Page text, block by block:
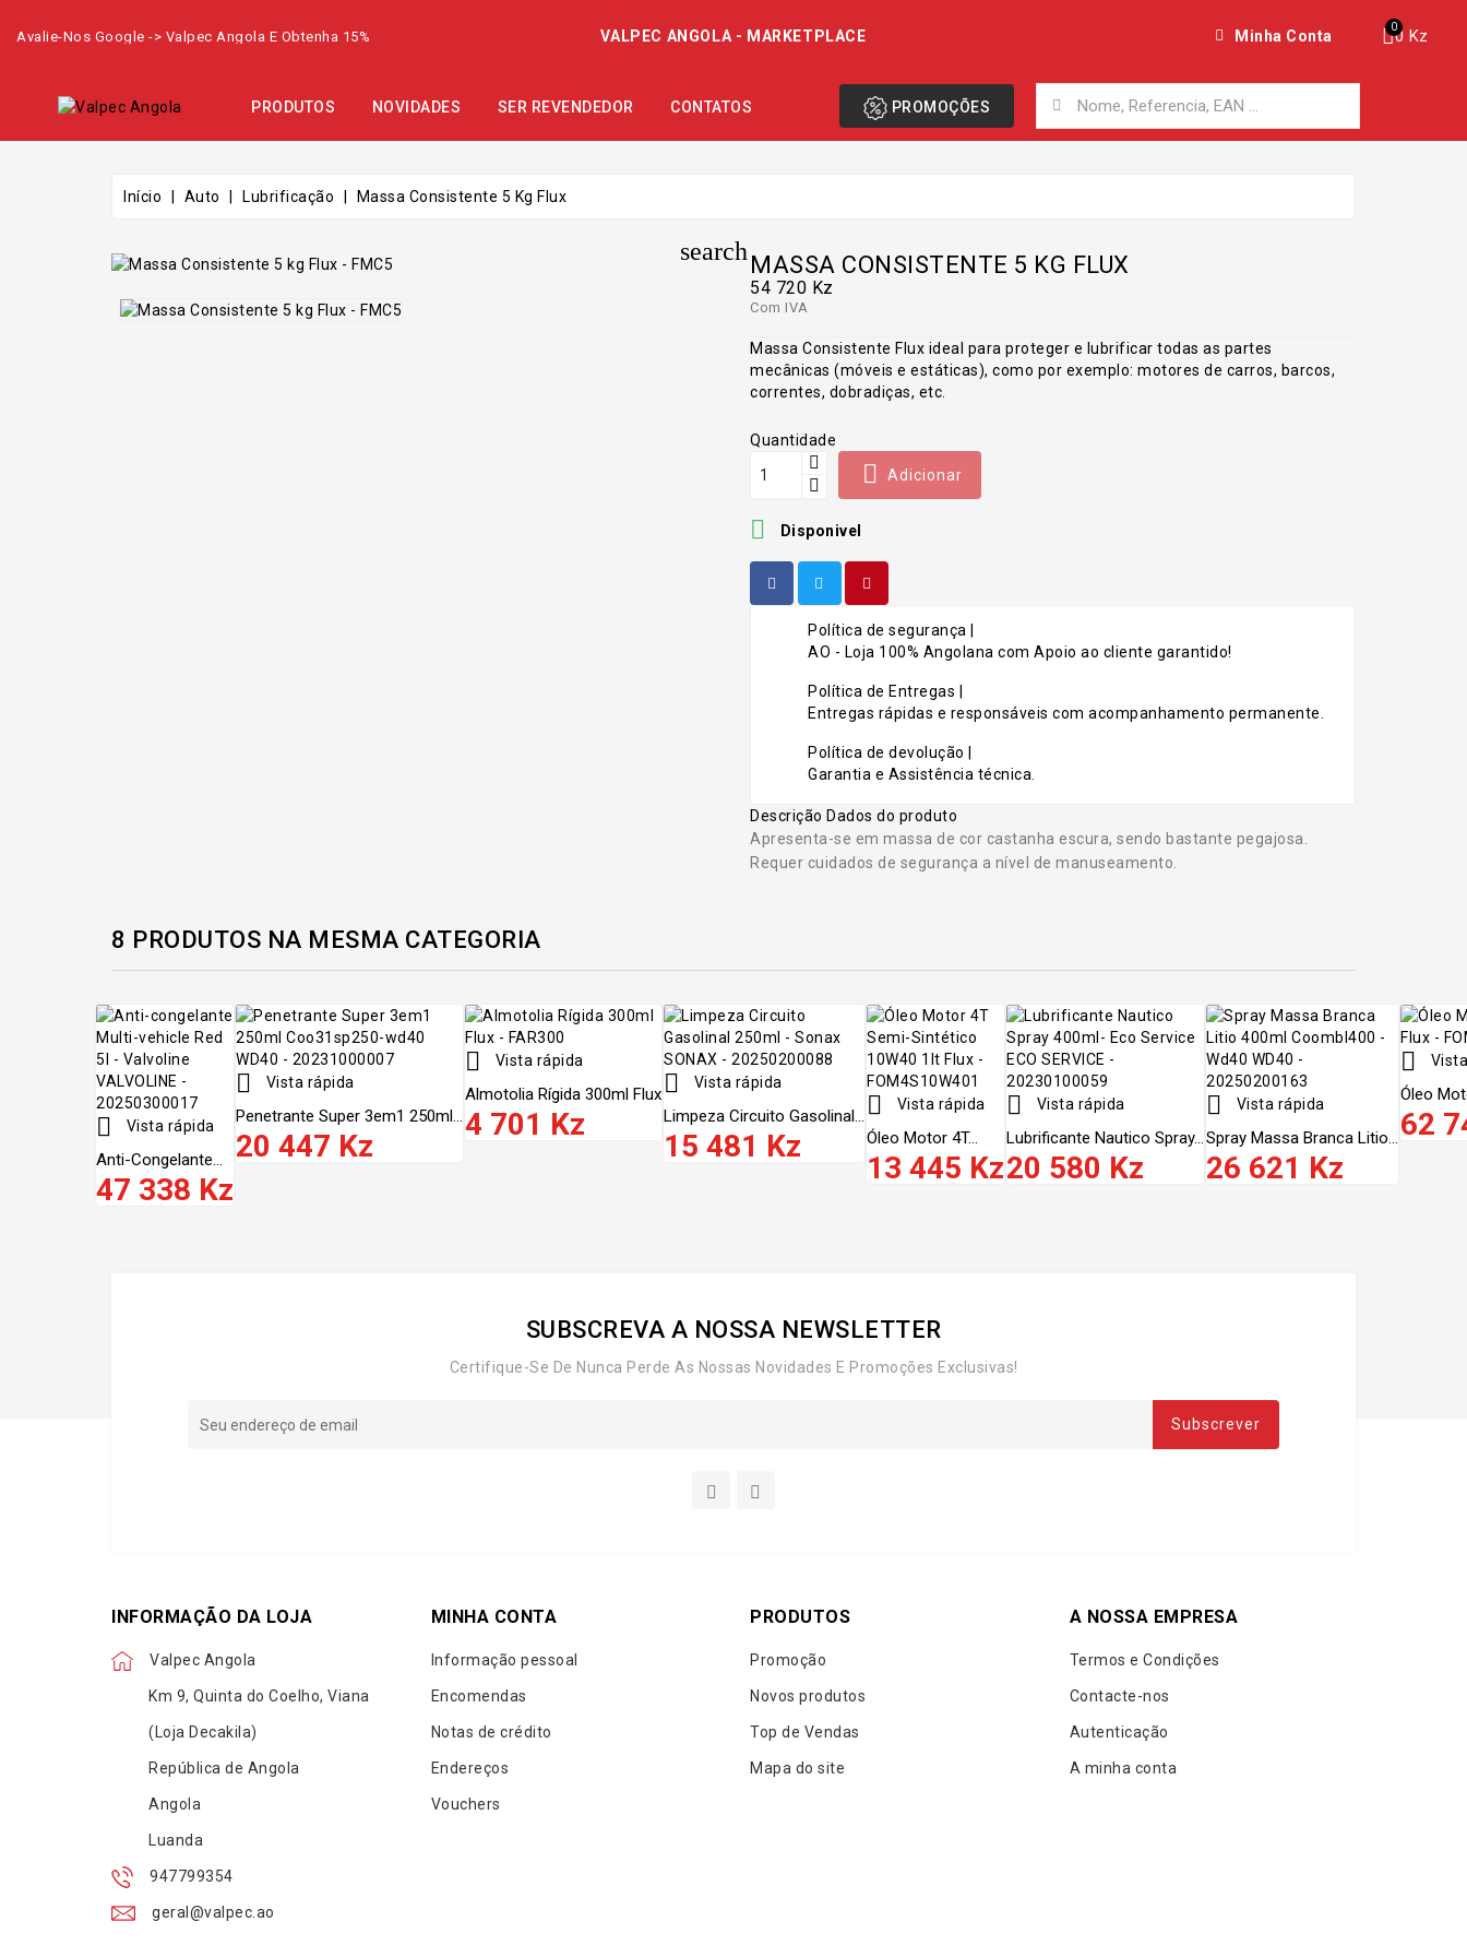
Avalie-Nos Google -> Valpec Angola E Obtenha 15% VALPEC ANGOLA - MARKETPLACE Minha Conta 0 Kz
PRODUTOS NOVIDADES SER REVENDEDOR CONTATOS PROMOÇÕES
Início Auto Lubrificação Massa Consistente 5 Kg Flux
searchMASSA CONSISTENTE 5 KG FLUX
54 720 Kz
Com IVA
Massa Consistente Flux ideal para proteger e lubrificar todas as partes
mecânicas (móveis e estáticas), como por exemplo: motores de carros, barcos,
correntes, dobradiças, etc.
Quantidade
 Adicionar
 Disponivel
Política de segurança |
AO - Loja 100% Angolana com Apoio ao cliente garantido!
Política de Entregas |
Entregas rápidas e responsáveis com acompanhamento permanente.
Política de devolução |
Garantia e Assistência técnica.
Descrição Dados do produto
Apresenta-se em massa de cor castanha escura, sendo bastante pegajosa.
Requer cuidados de segurança a nível de manuseamento.
8 PRODUTOS NA MESMA CATEGORIA
 Vista rápida
Anti-Congelante...
47 338 Kz
 Vista rápida
Penetrante Super 3em1 250ml...
20 447 Kz
 Vista rápida
Almotolia Rígida 300ml Flux
4 701 Kz
 Vista rápida
Limpeza Circuito Gasolinal...
15 481 Kz
 Vista rápida
Óleo Motor 4T...
13 445 Kz
 Vista rápida
Lubrificante Nautico Spray...
20 580 Kz
 Vista rápida
Spray Massa Branca Litio...
26 621 Kz

Óleo
62
SUBSCREVA A NOSSA NEWSLETTER
Certifique-Se De Nunca Perde As Nossas Novidades E Promoções Exclusivas!
INFORMAÇÃO DA LOJA
Valpec Angola
Km 9, Quinta do Coelho, Viana
(Loja Decakila)
República de Angola
Angola
Luanda
947799354
geral@valpec.ao
MINHA CONTA
Informação pessoal
Encomendas
Notas de crédito
Endereços
Vouchers
PRODUTOS
Promoção
Novos produtos
Top de Vendas
Mapa do site
A NOSSA EMPRESA
Termos e Condições
Contacte-nos
Autenticação
A minha conta